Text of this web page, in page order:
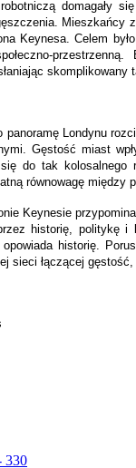
domagały
Keynesa. Celem
panoramę Londynu
Gęstość miast
się do tak
równowagę między
Keynesie
historię,
historię.
sieci łączącej